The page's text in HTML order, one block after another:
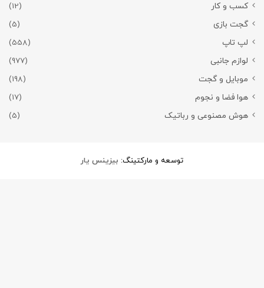
کسب و کار
(12)
گجت بازی
(5)
لپ تاپ
(558)
لوازم جانبی
(977)
موبایل و گجت
(198)
هوا فضا و نجوم
(17)
هوش مصنوعی و رباتیک
(5)
توسعه و مارکتینگ: بیزینس یار